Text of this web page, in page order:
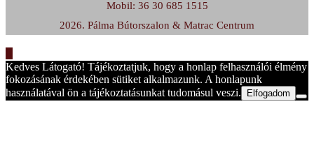
Mobil: 36 30 685 1515
2026. Pálma Bútorszalon & Matrac Centrum
Kedves Látogató! Tájékoztatjuk, hogy a honlap felhasználói élmény
fokozásának érdekében sütiket alkalmazunk. A honlapunk
használatával ön a tájékoztatásunkat tudomásul veszi.
Elfogadom